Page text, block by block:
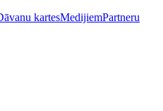
kartesMedijiemPartneru